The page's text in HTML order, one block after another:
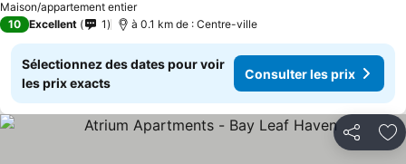
Maison/appartement entier
10 Excellent 1 à 0.1 km de : Centre-ville
Sélectionnez des dates pour voir
les prix exacts
Consulter les prix
Partager